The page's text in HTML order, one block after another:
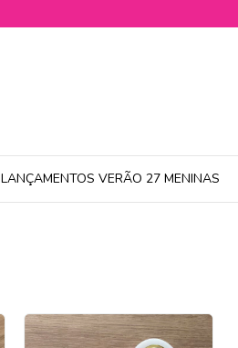
LANÇAMENTOS VERÃO 27 MENINAS